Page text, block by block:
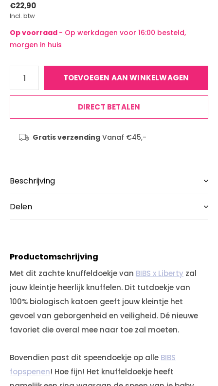
€22,90
Incl. btw
Op voorraad - Op werkdagen voor 16:00 besteld,
morgen in huis
TOEVOEGEN AAN WINKELWAGEN
DIRECT BETALEN
Gratis verzendingVanaf €45,-
Beschrijving
Delen
Productomschrijving
Met dit zachte knuffeldoekje van BIBS x Liberty zal
jouw kleintje heerlijk knuffelen. Dit tutdoekje van
100% biologisch katoen geeft jouw kleintje het
gevoel van geborgenheid en veiligheid. Dé nieuwe
favoriet die overal mee naar toe zal moeten.
Bovendien past dit speendoekje op alle BIBS
fopspenen! Hoe fijn! Het knuffeldoekje heeft